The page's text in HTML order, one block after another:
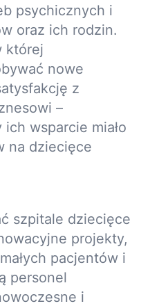
psychicznych i
oraz ich rodzin.
której
nowe
z
–
wsparcie miało
na dziecięce
szpitale dziecięce
projekty,
pacjentów i
personel
i